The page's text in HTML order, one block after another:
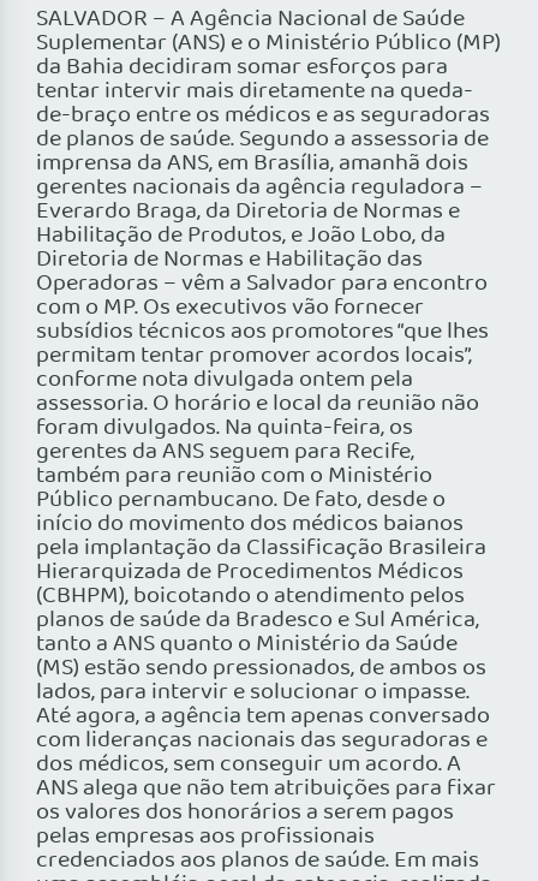
SALVADOR – A Agência Nacional de Saúde
Suplementar (ANS) e o Ministério Público (MP)
da Bahia decidiram somar esforços para
tentar intervir mais diretamente na queda-
de-braço entre os médicos e as seguradoras
de planos de saúde. Segundo a assessoria de
imprensa da ANS, em Brasília, amanhã dois
gerentes nacionais da agência reguladora –
Everardo Braga, da Diretoria de Normas e
Habilitação de Produtos, e João Lobo, da
Diretoria de Normas e Habilitação das
Operadoras – vêm a Salvador para encontro
com o MP. Os executivos vão fornecer
subsídios técnicos aos promotores “que lhes
permitam tentar promover acordos locais”,
conforme nota divulgada ontem pela
assessoria. O horário e local da reunião não
foram divulgados. Na quinta-feira, os
gerentes da ANS seguem para Recife,
também para reunião com o Ministério
Público pernambucano. De fato, desde o
início do movimento dos médicos baianos
pela implantação da Classificação Brasileira
Hierarquizada de Procedimentos Médicos
(CBHPM), boicotando o atendimento pelos
planos de saúde da Bradesco e Sul América,
tanto a ANS quanto o Ministério da Saúde
(MS) estão sendo pressionados, de ambos os
lados, para intervir e solucionar o impasse.
Até agora, a agência tem apenas conversado
com lideranças nacionais das seguradoras e
dos médicos, sem conseguir um acordo. A
ANS alega que não tem atribuições para fixar
os valores dos honorários a serem pagos
pelas empresas aos profissionais
credenciados aos planos de saúde. Em mais